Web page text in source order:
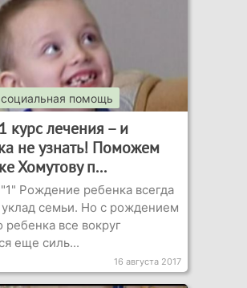
помощь
курс лечения – и
не узнать! Поможем
Хомутову п...
Рождение ребенка всегда
семьи. Но с рождением
ребенка все вокруг
еще силь...
16 августа 2017